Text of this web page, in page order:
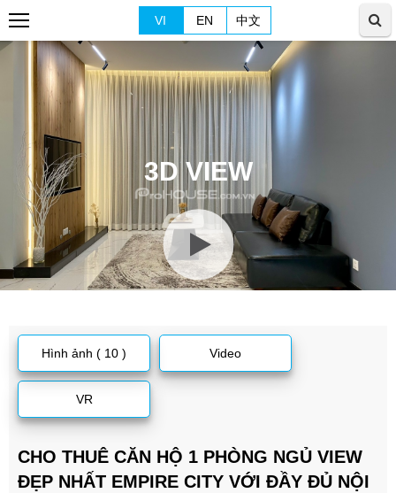
VI EN 中文
3D VIEW
Hình ảnh ( 10 ) Video
VR
CHO THUÊ CĂN HỘ 1 PHÒNG NGỦ VIEW
ĐẸP NHẤT EMPIRE CITY VỚI ĐẦY ĐỦ NỘI